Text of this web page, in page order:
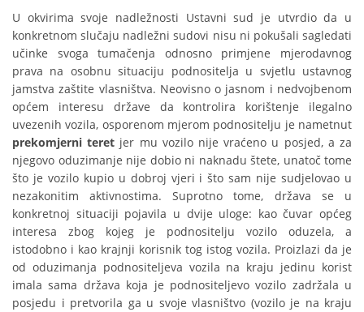
U okvirima svoje nadležnosti Ustavni sud je utvrdio da u
konkretnom slučaju nadležni sudovi nisu ni pokušali sagledati
učinke svoga tumačenja odnosno primjene mjerodavnog
prava na osobnu situaciju podnositelja u svjetlu ustavnog
jamstva zaštite vlasništva. Neovisno o jasnom i nedvojbenom
općem interesu države da kontrolira korištenje ilegalno
uvezenih vozila, osporenom mjerom podnositelju je nametnut
prekomjerni teret jer mu vozilo nije vraćeno u posjed, a za
njegovo oduzimanje nije dobio ni naknadu štete, unatoč tome
što je vozilo kupio u dobroj vjeri i što sam nije sudjelovao u
nezakonitim aktivnostima. Suprotno tome, država se u
konkretnoj situaciji pojavila u dvije uloge: kao čuvar općeg
interesa zbog kojeg je podnositelju vozilo oduzela, a
istodobno i kao krajnji korisnik tog istog vozila. Proizlazi da je
od oduzimanja podnositeljeva vozila na kraju jedinu korist
imala sama država koja je podnositeljevo vozilo zadržala u
posjedu i pretvorila ga u svoje vlasništvo (vozilo je na kraju